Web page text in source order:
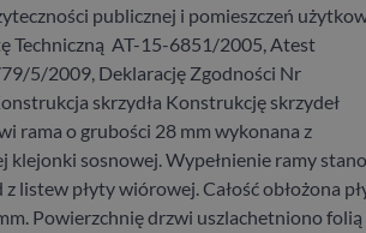
publicznej i pomieszczeń
Techniczną AT-15-6851/2005, Atest
5/2009, Deklarację Zgodności Nr
skrzydła Konstrukcję skrzydeł
rama o grubości 28 mm wykonana z
klejonki sosnowej. Wypełnienie ramy
listew płyty wiórowej. Całość obłożona
Powierzchnię drzwi uszlachetniono folią